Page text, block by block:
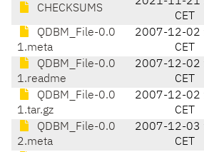
CHECKSUMS
CET
QDBM_File-0.0
1.meta
2007-12-02
CET
QDBM_File-0.0
1.readme
2007-12-02
CET
QDBM_File-0.0
1.tar.gz
2007-12-02
CET
QDBM_File-0.0
2.meta
2007-12-03
CET